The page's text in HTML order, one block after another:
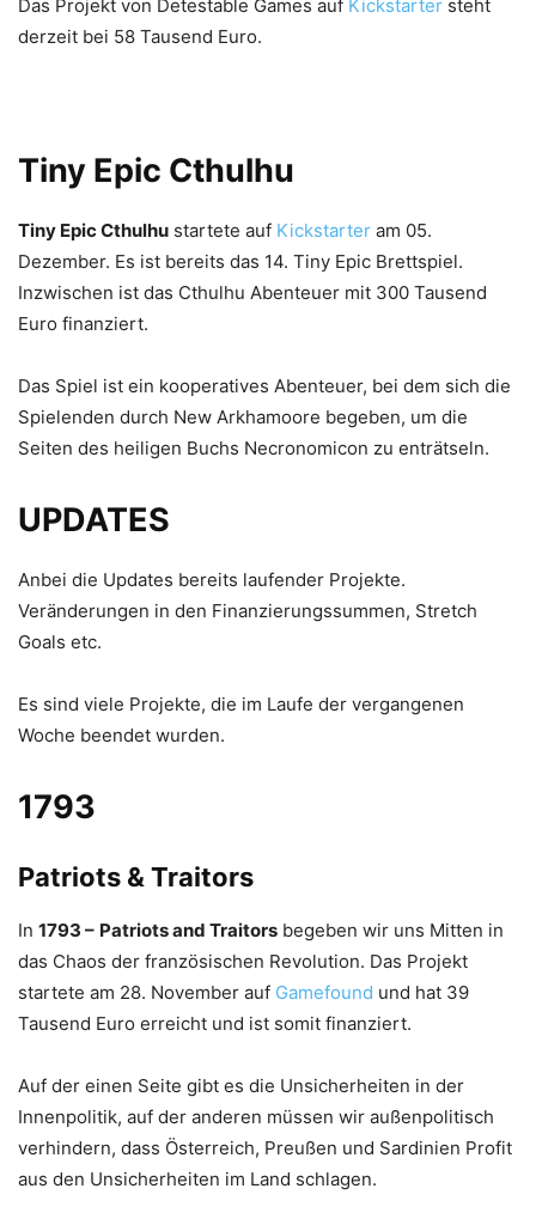
Das Projekt von Detestable Games auf Kickstarter steht
derzeit bei 58 Tausend Euro.
Tiny Epic Cthulhu
Tiny Epic Cthulhu startete auf Kickstarter am 05.
Dezember. Es ist bereits das 14. Tiny Epic Brettspiel.
Inzwischen ist das Cthulhu Abenteuer mit 300 Tausend
Euro finanziert.
Das Spiel ist ein kooperatives Abenteuer, bei dem sich die
Spielenden durch New Arkhamoore begeben, um die
Seiten des heiligen Buchs Necronomicon zu enträtseln.
UPDATES
Anbei die Updates bereits laufender Projekte.
Veränderungen in den Finanzierungssummen, Stretch
Goals etc.
Es sind viele Projekte, die im Laufe der vergangenen
Woche beendet wurden.
1793
Patriots & Traitors
In 1793 – Patriots and Traitors begeben wir uns Mitten in
das Chaos der französischen Revolution. Das Projekt
startete am 28. November auf Gamefound und hat 39
Tausend Euro erreicht und ist somit finanziert.
Auf der einen Seite gibt es die Unsicherheiten in der
Innenpolitik, auf der anderen müssen wir außenpolitisch
verhindern, dass Österreich, Preußen und Sardinien Profit
aus den Unsicherheiten im Land schlagen.